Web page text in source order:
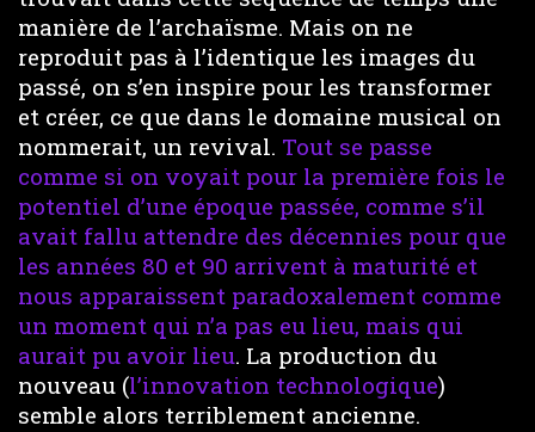
manière de l’archaïsme. Mais on ne
reproduit pas à l’identique les images du
passé, on s’en inspire pour les transformer
et créer, ce que dans le domaine musical on
nommerait, un revival. Tout se passe
comme si on voyait pour la première fois le
potentiel d’une époque passée, comme s’il
avait fallu attendre des décennies pour que
les années 80 et 90 arrivent à maturité et
nous apparaissent paradoxalement comme
un moment qui n’a pas eu lieu, mais qui
aurait pu avoir lieu. La production du
nouveau (l’innovation technologique)
semble alors terriblement ancienne.